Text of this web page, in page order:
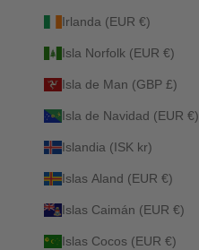
Irlanda (EUR €)
Isla Norfolk (EUR €)
Isla de Man (GBP £)
Isla de Navidad (EUR €)
Islandia (ISK kr)
Islas Aland (EUR €)
Islas Caimán (EUR €)
Islas Cocos (EUR €)